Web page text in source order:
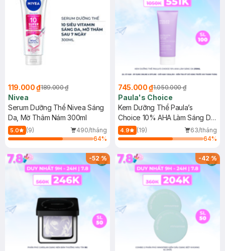
119.000 ₫189.000 ₫
Nivea
Serum Dưỡng Thể Nivea Sáng
Da, Mờ Thâm Nám 300ml
5.0 (9)
490/tháng
64%
745.000 ₫1.050.000 ₫
Paula's Choice
Kem Dưỡng Thể Paula’s
Choice 10% AHA Làm Sáng Da
210ml
4.9 (19)
63/tháng
64%
-52% -42%